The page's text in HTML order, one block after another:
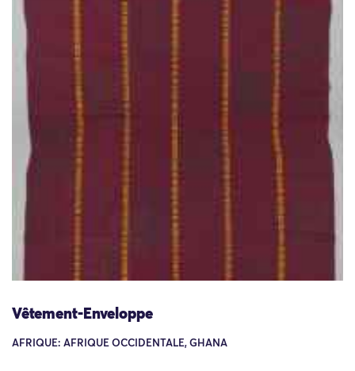
Vêtement-Enveloppe
AFRIQUE: AFRIQUE OCCIDENTALE, GHANA